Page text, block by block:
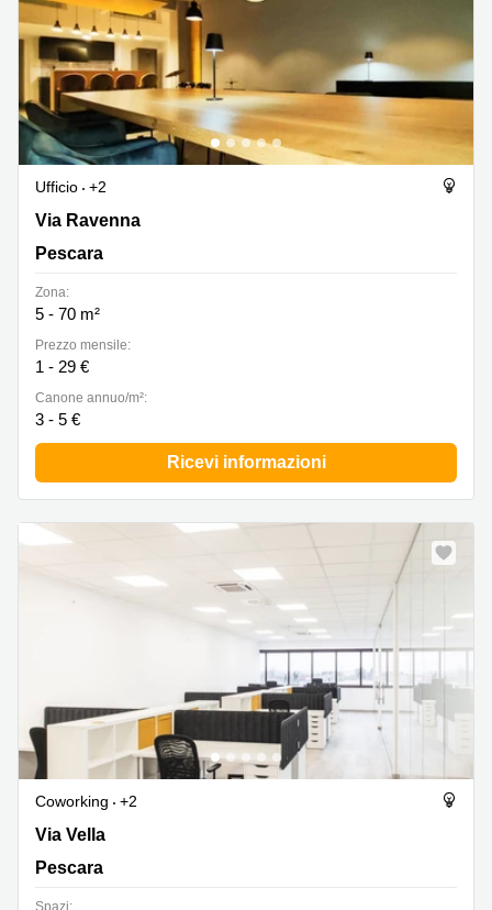
Ufficio
+2
Via Ravenna 107, Pescara
Via Ravenna
Pescara
Zona:
5 - 70 m²
Prezzo mensile:
1 - 29 €
Canone annuo/m²:
3 - 5 €
Ricevi informazioni
Coworking
+2
Via Vella 24, Pescara
Via Vella
Pescara
Spazi: